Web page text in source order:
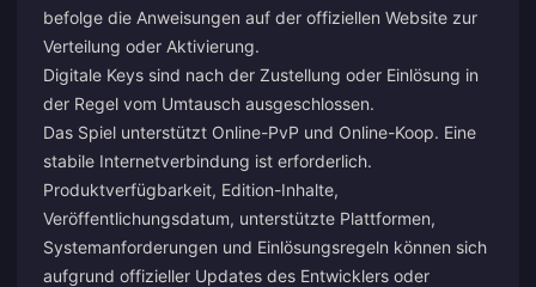
befolge die Anweisungen auf der offiziellen Website zur
Verteilung oder Aktivierung.
Digitale Keys sind nach der Zustellung oder Einlösung in
der Regel vom Umtausch ausgeschlossen.
Das Spiel unterstützt Online-PvP und Online-Koop. Eine
stabile Internetverbindung ist erforderlich.
Produktverfügbarkeit, Edition-Inhalte,
Veröffentlichungsdatum, unterstützte Plattformen,
Systemanforderungen und Einlösungsregeln können sich
aufgrund offizieller Updates des Entwicklers oder